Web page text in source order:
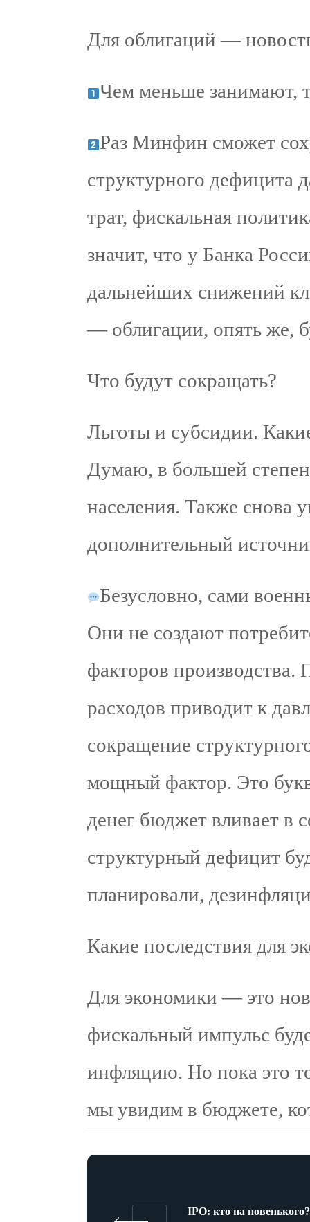
Для облигаций —
Чем меньше занимают,
Раз Минфин сможет
структурного дефицита
трат, фискальная
значит, что у Банка
дальнейших снижений
— облигации, опять же,
Что будут сокращать?
Льготы и субсидии.
Думаю, в большей
населения. Также снова
дополнительный
Безусловно, сами
Они не создают
факторов
расходов приводит к
сокращение
мощный фактор. Это
денег бюджет вливает в
структурный дефицит
планировали,
Какие последствия для
Для экономики — это
фискальный импульс
инфляцию. Но пока это
мы увидим в бюджете,
IPO: кто на новенького?